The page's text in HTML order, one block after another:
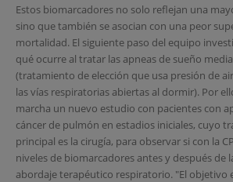
Estos biomarcadores no solo reflejan una
sino que también se asocian con una peor
mortalidad. El siguiente paso del equipo
qué ocurre al tratar las apneas de sueño
(tratamiento de elección que usa presión de
las vías respiratorias abiertas al dormir). Por
marcha un nuevo estudio con pacientes con
cáncer de pulmón en estadios iniciales, cuyo
principal es la cirugía, para observar si con la
niveles de biomarcadores antes y después de
abordaje terapéutico respiratorio. "El objetivo